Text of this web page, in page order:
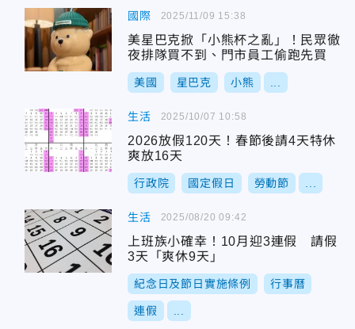
國際
美星巴克掀「小熊杯之亂」！民眾徹
夜排隊買不到、門市員工偷跑先買
美國 星巴克 小熊
2025/11/09 15:38
生活
2026放假120天！春節後請4天特休
爽放16天
行政院 國定假日 勞動節
2025/10/07 10:58
生活
上班族小確幸！10月迎3連假 請假
3天「爽休9天」
紀念日及節日實施條例 行事曆
連假
2025/08/20 09:42